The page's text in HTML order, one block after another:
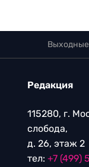
Редакция
115280, г.
слобода,
д. 26, этаж 2
тел: +7 (499)